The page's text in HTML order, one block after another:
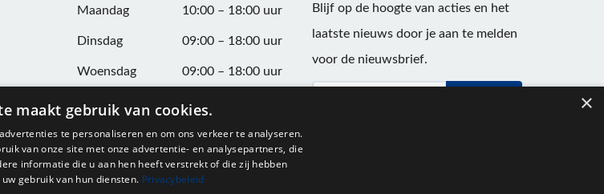
Maandag 10:00 – 18:00 uur
Dinsdag 09:00 – 18:00 uur
Woensdag 09:00 – 18:00 uur
Donderdag 09:00 – 20:00 uur
Vrijdag 09:00 – 18:00 uur
Zaterdag 09:00 – 17:00 uur
Blijf op de hoogte van acties en het
laatste nieuws door je aan te melden
voor de nieuwsbrief.
×
maakt gebruik van cookies.
te personaliseren en om ons verkeer te analyseren.
van onze site met onze advertentie- en analysepartners, die
informatie die u aan hen heeft verstrekt of die zij hebben
gebruik van hun diensten. Privacybeleid